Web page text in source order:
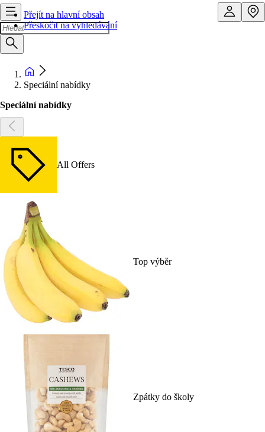
Přejít na hlavní obsah
Přeskočit na vyhledávání
Speciální nabídky
Speciální nabídky
All Offers
Top výběr
Zpátky do školy